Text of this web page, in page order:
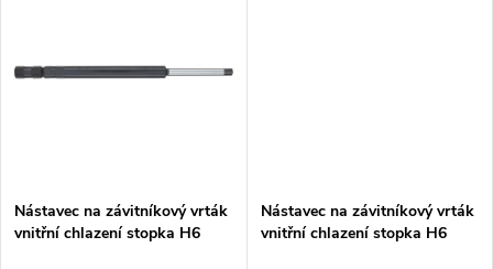
ů
ů
Nástavec na závitníkový vrták
vnitřní chlazení stopka H6
Nástavec na závitníkový vrták
vnitřní chlazení stopka H6